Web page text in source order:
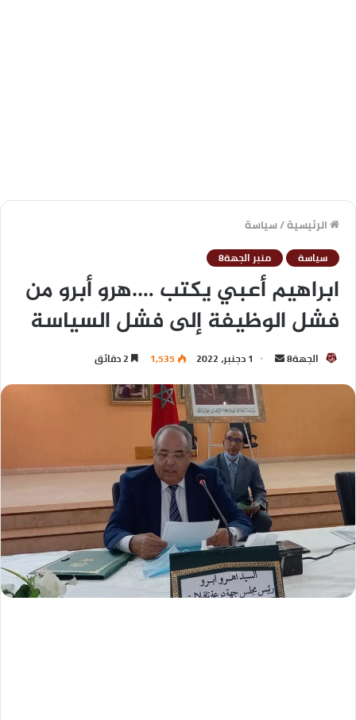
الرئيسية/سياسة
سياسة منبر الجهة8
ابراهيم أعبي يكتب ….هرو أبرو من
فشل الوظيفة إلى فشل السياسة
الجهة8 1 دجنبر، 2022 1,535